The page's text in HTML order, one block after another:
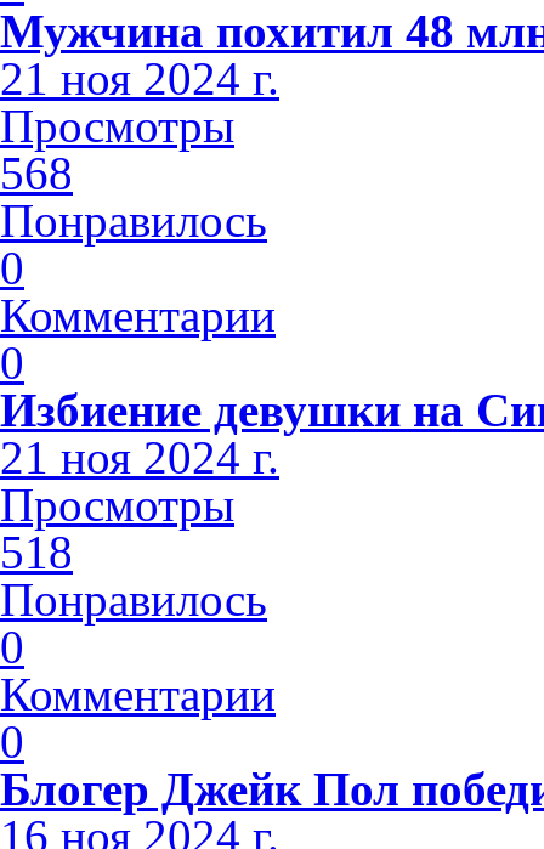
Мужчина похитил 48
21 ноя 2024 г.
Просмотры
568
Понравилось
0
Комментарии
0
Избиение девушки на
21 ноя 2024 г.
Просмотры
518
Понравилось
0
Комментарии
0
Блогер Джейк Пол
16 ноя 2024 г.